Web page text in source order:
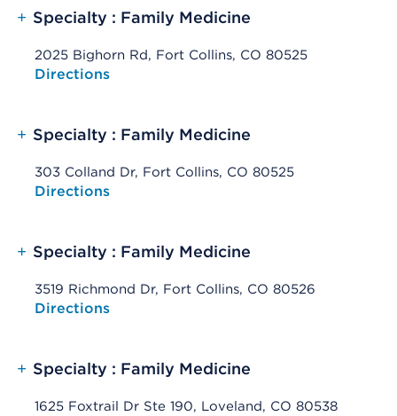
+ Specialty : Family Medicine
2025 Bighorn Rd, Fort Collins, CO 80525
Opens native map application on mobile devices
Directions
+ Specialty : Family Medicine
303 Colland Dr, Fort Collins, CO 80525
Opens native map application on mobile devices
Directions
+ Specialty : Family Medicine
3519 Richmond Dr, Fort Collins, CO 80526
Opens native map application on mobile devices
Directions
+ Specialty : Family Medicine
1625 Foxtrail Dr Ste 190, Loveland, CO 80538